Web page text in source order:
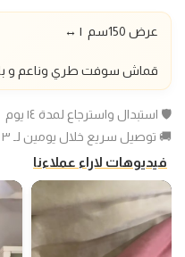
عرض 150سم | ↔️
قماش سوفت طري وناعم و
🛡️ استبدال واسترجاع لمدة ١٤ يوم
🚚 توصيل سريع خلال يومين لـ ٣ ايام عمل
فيديوهات لاراء عملاءنا